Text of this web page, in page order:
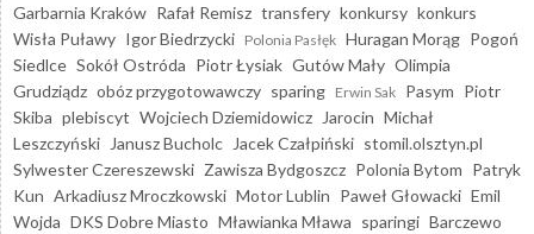
Garbarnia Kraków Rafał Remisz transfery konkursy konkurs
Wisła Puławy Igor Biedrzycki Polonia Pasłęk Huragan Morąg Pogoń
Siedlce Sokół Ostróda Piotr Łysiak Gutów Mały Olimpia
Grudziądz obóz przygotowawczy sparing Erwin Sak Pasym Piotr
Skiba plebiscyt Wojciech Dziemidowicz Jarocin Michał
Leszczyński
Janusz Bucholc Jacek Czałpiński stomil.olsztyn.pl
Sylwester Czereszewski Zawisza Bydgoszcz Polonia Bytom Patryk
Kun Arkadiusz Mroczkowski Motor Lublin Paweł Głowacki Emil
Wojda DKS Dobre Miasto Mławianka Mława sparingi Barczewo